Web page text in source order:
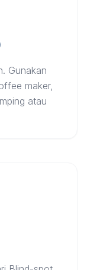
Gunakan
maker,
atau